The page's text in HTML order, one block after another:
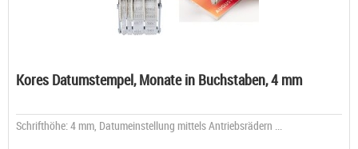
Kores Datumstempel, Monate in Buchstaben, 4 mm
Schrifthöhe: 4 mm, Datumeinstellung mittels Antriebsrädern ...